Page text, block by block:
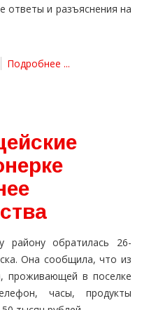
ответы и разъяснения на
Подробнее ...
обратилась 26-
Она сообщила, что из
проживающей в поселке
часы, продукты